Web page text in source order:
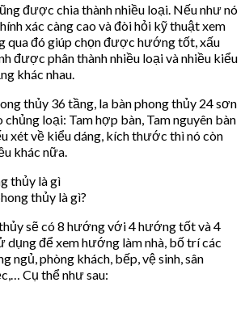
được chia thành nhiều loại. Nếu như nó
xác càng cao và đòi hỏi kỹ thuật xem
qua đó giúp chọn được hướng tốt, xấu
được phân thành nhiều loại và nhiều kiểu
khác nhau.
thủy 36 tầng, la bàn phong thủy 24 sơn
loại: Tam hợp bàn, Tam nguyên bàn
xét về kiểu dáng, kích thước thì nó còn
khác nữa.
thủy là gì?
sẽ có 8 hướng với 4 hướng tốt và 4
để xem hướng làm nhà, bố trí các
ngủ, phòng khách, bếp, vệ sinh, sân
Cụ thể như sau: